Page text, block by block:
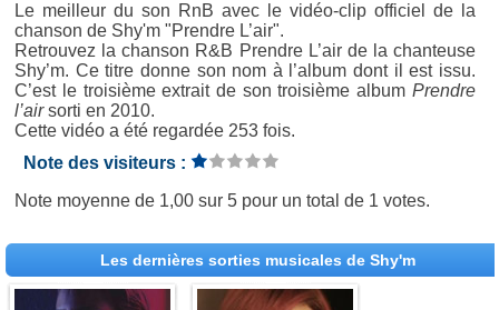
Le meilleur du son RnB avec le vidéo-clip officiel de la
chanson de Shy'm "Prendre L’air".
Retrouvez la chanson R&B Prendre L’air de la chanteuse
Shy’m. Ce titre donne son nom à l’album dont il est issu.
C’est le troisième extrait de son troisième album Prendre
l’airsorti en 2010.
Cette vidéo a été regardée 253 fois.
Note des visiteurs :
Note moyenne de 1,00 sur5 pour un total de 1 votes.
Les dernières sorties musicales de Shy'm